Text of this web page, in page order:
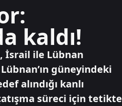
dedi
Ekonomi
Ateşkes beklentisi
piyasaları
hareketlendirdi
kaldı!
İsrail ile Lübnan
güneyindeki
alındığı kanlı
süreci için tetikte